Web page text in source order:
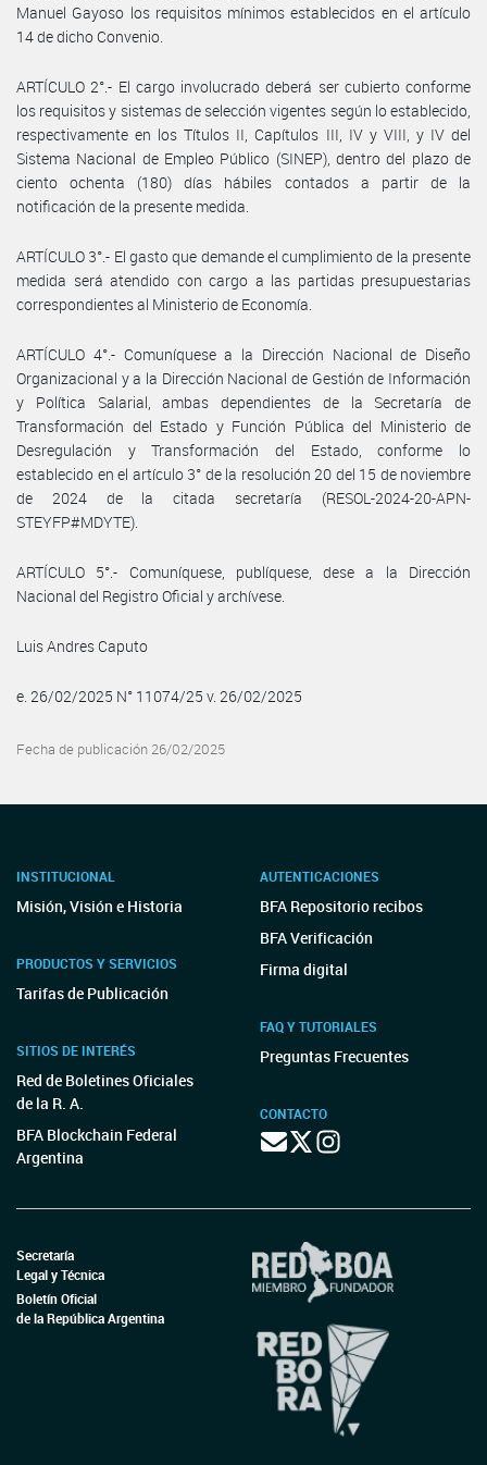
Manuel Gayoso los requisitos mínimos establecidos en el artículo
14 de dicho Convenio.
ARTÍCULO 2°.- El cargo involucrado deberá ser cubierto conforme
los requisitos y sistemas de selección vigentes según lo establecido,
respectivamente en los Títulos II, Capítulos III, IV y VIII, y IV del
Sistema Nacional de Empleo Público (SINEP), dentro del plazo de
ciento ochenta (180) días hábiles contados a partir de la
notificación de la presente medida.
ARTÍCULO 3°.- El gasto que demande el cumplimiento de la presente
medida será atendido con cargo a las partidas presupuestarias
correspondientes al Ministerio de Economía.
ARTÍCULO 4°.- Comuníquese a la Dirección Nacional de Diseño
Organizacional y a la Dirección Nacional de Gestión de Información
y Política Salarial, ambas dependientes de la Secretaría de
Transformación del Estado y Función Pública del Ministerio de
Desregulación y Transformación del Estado, conforme lo
establecido en el artículo 3° de la resolución 20 del 15 de noviembre
de 2024 de la citada secretaría (RESOL-2024-20-APN-
STEYFP#MDYTE).
ARTÍCULO 5°.- Comuníquese, publíquese, dese a la Dirección
Nacional del Registro Oficial y archívese.
Luis Andres Caputo
e. 26/02/2025 N° 11074/25 v. 26/02/2025
Fecha de publicación 26/02/2025
INSTITUCIONAL
Misión, Visión e Historia
PRODUCTOS Y SERVICIOS
Tarifas de Publicación
SITIOS DE INTERÉS
Red de Boletines Oficiales
de la R. A.
BFA Blockchain Federal
Argentina
AUTENTICACIONES
BFA Repositorio recibos
BFA Verificación
Firma digital
FAQ Y TUTORIALES
Preguntas Frecuentes
CONTACTO
Secretaría
Legal y Técnica
Boletín Oficial
de la República Argentina